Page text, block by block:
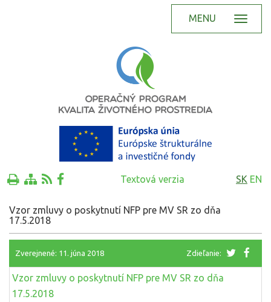
MENU
Textová verzia SK EN
Vzor zmluvy o poskytnutí NFP pre MV SR zo dňa
17.5.2018
Zverejnené: 11. júna 2018 Zdieľanie:
Vzor zmluvy o poskytnutí NFP pre MV SR zo dňa
17.5.2018